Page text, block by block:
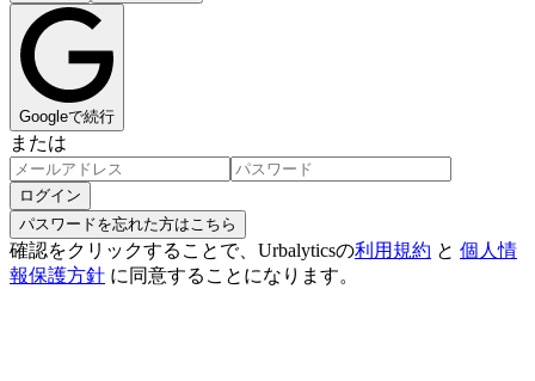
Googleで続行
または
ログイン
パスワードを忘れた方はこちら
確認をクリックすることで、Urbalyticsの利用規約 と 個人情
報保護方針 に同意することになります。